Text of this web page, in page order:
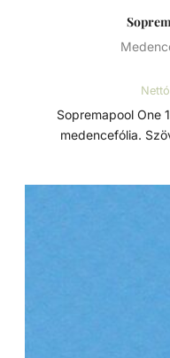
Sopremapool One 150/100 típusú szöveterősített
medencefólia.